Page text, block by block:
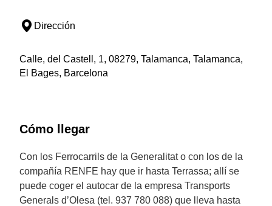
Dirección
Calle, del Castell, 1, 08279, Talamanca, Talamanca,
El Bages, Barcelona
Cómo llegar
Con los Ferrocarrils de la Generalitat o con los de la
compañía RENFE hay que ir hasta Terrassa; allí se
puede coger el autocar de la empresa Transports
Generals d’Olesa (tel. 937 780 088) que lleva hasta